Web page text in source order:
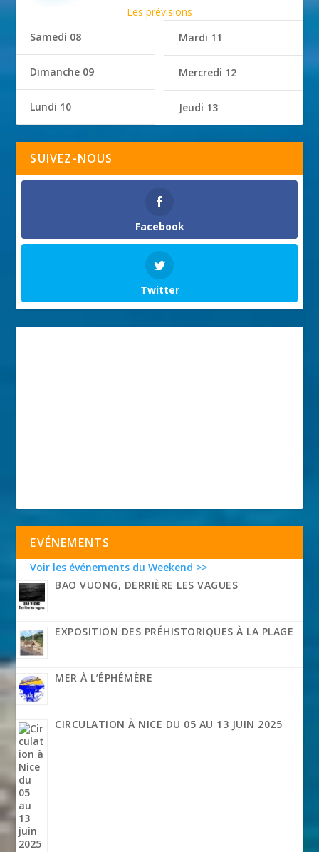
Les prévisions
Samedi 08
Dimanche 09
Lundi 10
Mardi 11
Mercredi 12
Jeudi 13
SUIVEZ-NOUS
Facebook
Twitter
EVÉNEMENTS
Voir les événements du Weekend >>
BAO VUONG, DERRIÈRE LES VAGUES
EXPOSITION DES PRÉHISTORIQUES À LA PLAGE
MER À L’ÉPHÉMÈRE
CIRCULATION À NICE DU 05 AU 13 JUIN 2025